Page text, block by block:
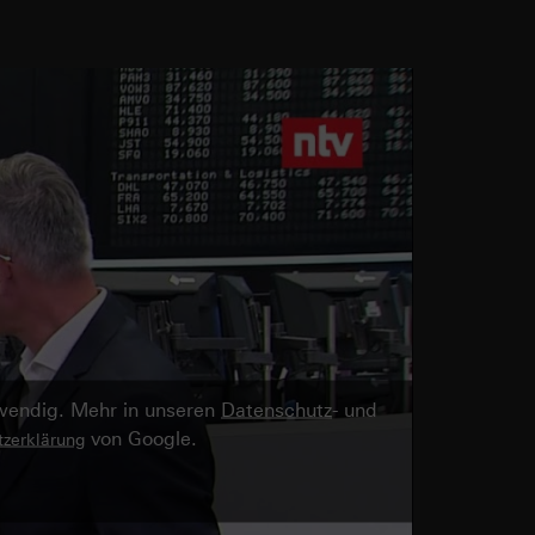
Mehr in unseren Datenschutz- und
von Google.